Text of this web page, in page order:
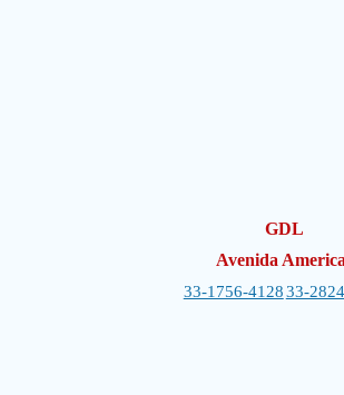
GDL
Avenida
33-1756-412833-